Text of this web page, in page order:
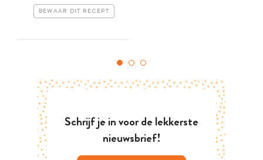
BEWAAR DIT RECEPT
Schrijf je in voor de lekkerste
nieuwsbrief!